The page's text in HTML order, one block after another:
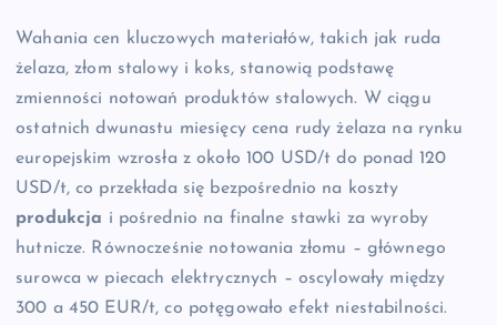
Wahania cen kluczowych materiałów, takich jak ruda
żelaza, złom stalowy i koks, stanowią podstawę
zmienności notowań produktów stalowych. W ciągu
ostatnich dwunastu miesięcy cena rudy żelaza na rynku
europejskim wzrosła z około 100 USD/t do ponad 120
USD/t, co przekłada się bezpośrednio na koszty
produkcja i pośrednio na finalne stawki za wyroby
hutnicze. Równocześnie notowania złomu – głównego
surowca w piecach elektrycznych – oscylowały między
300 a 450 EUR/t, co potęgowało efekt niestabilności.